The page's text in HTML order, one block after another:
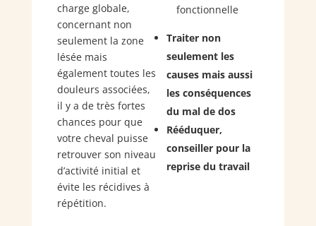
charge globale,
concernant non
seulement la zone
lésée mais
également toutes les
douleurs associées,
il y a de très fortes
chances pour que
votre cheval puisse
retrouver son niveau
d’activité initial et
évite les récidives à
répétition.
fonctionnelle
Traiter non
seulement les
causes mais aussi
les conséquences
du mal de dos
Rééduquer,
conseiller pour la
reprise du travail